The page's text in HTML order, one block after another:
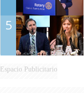
5
Espacio Publicitario